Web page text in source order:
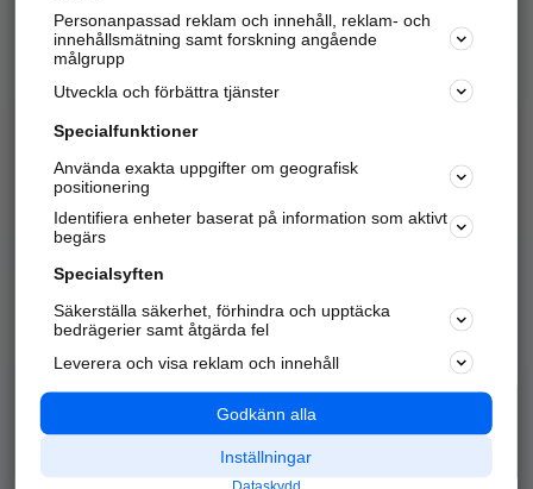
Hitta telefonnummer, adresser, företagsinfo mm.
Marknadsför företaget
Kom igång och annonsera mot
samarbetspartners nära dig.
Alla kategorier
Populära sökningar
API & Kartor
Annonsera
Integritet
Nödnummer
Personanpassad reklam och innehåll, reklam- och
innehållsmätning samt forskning angående
målgrupp
Utveckla och förbättra tjänster
Specialfunktioner
Använda exakta uppgifter om geografisk
positionering
Identifiera enheter baserat på information som aktivt
begärs
Specialsyften
Säkerställa säkerhet, förhindra och upptäcka
bedrägerier samt åtgärda fel
Leverera och visa reklam och innehåll
Godkänn alla
Inställningar
Dataskydd